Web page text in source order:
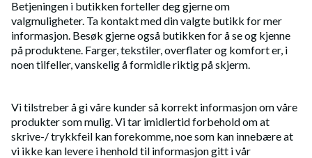
Betjeningen i butikken forteller deg gjerne om
valgmuligheter. Ta kontakt med din valgte butikk for mer
informasjon. Besøk gjerne også butikken for å se og kjenne
på produktene. Farger, tekstiler, overflater og komfort er, i
noen tilfeller, vanskelig å formidle riktig på skjerm.
Vi tilstreber å gi våre kunder så korrekt informasjon om våre
produkter som mulig. Vi tar imidlertid forbehold om at
skrive-/ trykkfeil kan forekomme, noe som kan innebære at
vi ikke kan levere i henhold til informasjon gitt i vår